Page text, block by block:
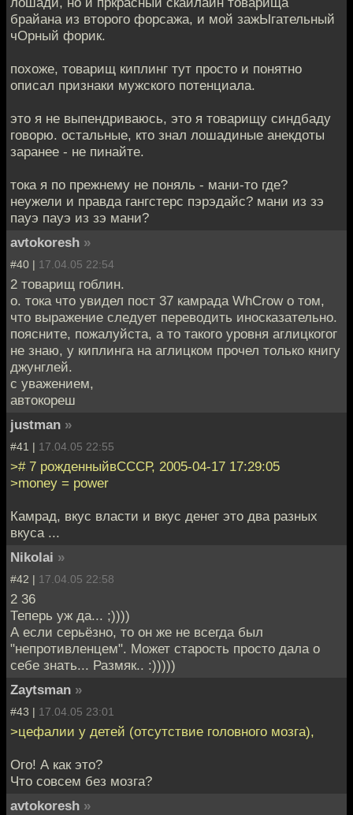
брайана из второго форсажа, и мой зажЫгательный
чОрный форик.
похоже, товарищ киплинг тут просто и понятно
описал признаки мужского потенциала.
это я не выпендриваюсь, это я товарищу синдбаду
говорю. остальные, кто знал лошадиные анекдоты
заранее - не пинайте.
тока я по прежнему не поняль - мани-то где?
неужели и правда гангстерс пэрэдайс? мани из зэ
пауэ пауэ из зэ мани?
avtokoresh »
#40 | 17.04.05 22:54
2 товарищ гоблин.
о. тока что увидел пост 37 камрада WhCrow о том,
что выражение следует переводить иносказательно.
поясните, пожалуйста, а то такого уровня аглицкогог
не знаю, у киплинга на аглицком прочел только книгу
джунглей.
с уважением,
автокореш
justman »
#41 | 17.04.05 22:55
># 7 рожденныйвСССР, 2005-04-17 17:29:05
>money = power
Камрад, вкус власти и вкус денег это два разных
вкуса ...
Nikolai »
#42 | 17.04.05 22:58
2 36
Теперь уж да... ;))))
А если серьёзно, то он же не всегда был
"непротивленцем". Может старость просто дала о
себе знать... Размяк.. :)))))
Zaytsman »
#43 | 17.04.05 23:01
>цефалии у детей (отсутствие головного мозга),
Ого! А как это?
Что совсем без мозга?
avtokoresh »